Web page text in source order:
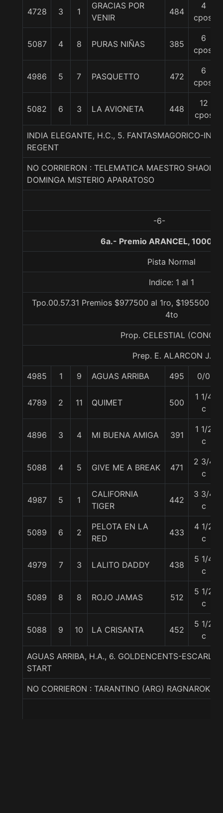
4728 3 1
GRACIAS POR
VENIR
484
4
cpos.
5087 4 8 PURAS NIÑAS 385
6
cpos.
4986 5 7 PASQUETTO 472
6
cpos.
5082 6 3 LA AVIONETA 448
12
cpos
INDIA ELEGANTE, H.C., 5. FANTASMAGORICO-
REGENT
NO CORRIERON : TELEMATICA MAESTRO
DOMINGA MISTERIO APARATOSO
-6-
6a.- Premio ARANCEL, 1000
Pista Normal
Indice: 1 al 1
Tpo.00.57.31 Premios $977500 al 1ro, $195500
4to
Prop. CELESTIAL (CONCE)
Prep. E. ALARCON J.
4985 1 9 AGUAS ARRIBA 495 0/0
4789 2 11 QUIMET 500
1 1/4
c
4896 3 4 MI BUENA AMIGA 391
1 1/2
c
5088 4 5 GIVE ME A BREAK 471
2 3/4
c
4987 5 1
CALIFORNIA
TIGER
442
3 3/4
c
5089 6 2
PELOTA EN LA
RED
433
4 1/2
c
4979 7 3 LALITO DADDY 438
5 1/4
c
5089 8 8 ROJO JAMAS 512
5 1/2
c
5088 9 10 LA CRISANTA 452
5 1/2
c
AGUAS ARRIBA, H.A., 6. GOLDENCENTS-
START
NO CORRIERON : TARANTINO (ARG) RAGNAROK